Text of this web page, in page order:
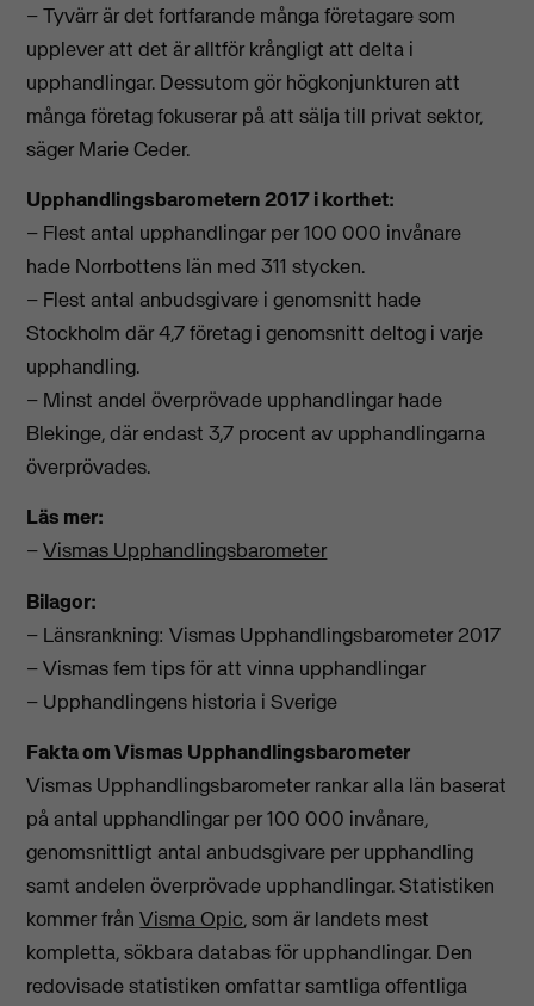
– Tyvärr är det fortfarande många företagare som
upplever att det är alltför krångligt att delta i
upphandlingar. Dessutom gör högkonjunkturen att
många företag fokuserar på att sälja till privat sektor,
säger Marie Ceder.
Upphandlingsbarometern 2017 i korthet:
– Flest antal upphandlingar per 100 000 invånare
hade Norrbottens län med 311 stycken.
– Flest antal anbudsgivare i genomsnitt hade
Stockholm där 4,7 företag i genomsnitt deltog i varje
upphandling.
– Minst andel överprövade upphandlingar hade
Blekinge, där endast 3,7 procent av upphandlingarna
överprövades.
Läs mer:
–Vismas Upphandlingsbarometer
Bilagor:
– Länsrankning: Vismas Upphandlingsbarometer 2017
– Vismas fem tips för att vinna upphandlingar
– Upphandlingens historia i Sverige
Fakta om Vismas Upphandlingsbarometer
Vismas Upphandlingsbarometer rankar alla län baserat
på antal upphandlingar per 100 000 invånare,
genomsnittligt antal anbudsgivare per upphandling
samt andelen överprövade upphandlingar. Statistiken
kommer frånVisma Opic, som är landets mest
kompletta, sökbara databas för upphandlingar. Den
redovisade statistiken omfattar samtliga offentliga